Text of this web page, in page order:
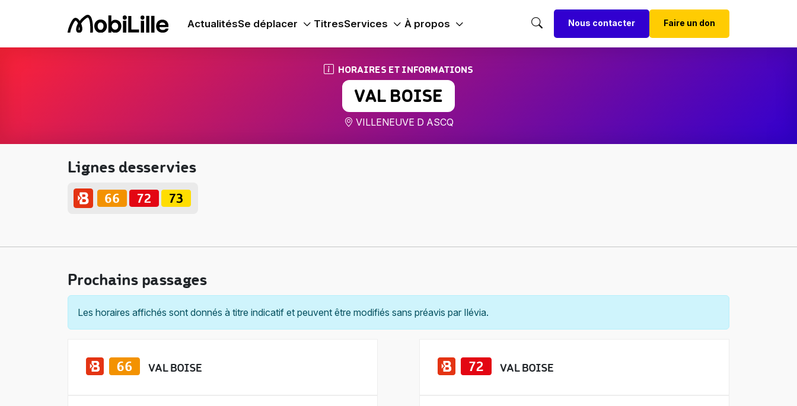
ActualitésSe déplacer TitresServices À propos Nous contacter Faire un don
HORAIRES ET INFORMATIONS
VAL BOISE
VILLENEUVE D ASCQ
Lignes desservies
Prochains passages
Les horaires affichés sont donnés à titre indicatif et peuvent être modifiés sans préavis par Ilévia.
VAL BOISE VAL BOISE